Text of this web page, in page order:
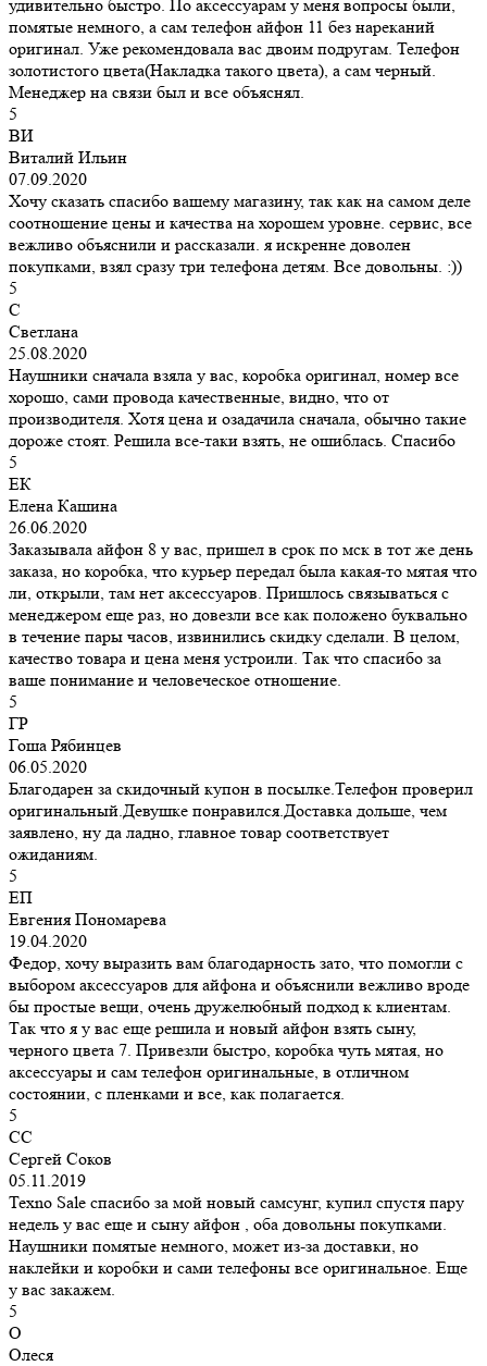
удивительно быстро. По аксессуарам у меня вопросы были,
помятые немного, а сам телефон айфон 11 без нареканий
оригинал. Уже рекомендовала вас двоим подругам. Телефон
золотистого цвета(Накладка такого цвета), а сам черный.
Менеджер на связи был и все объяснял.
5
ВИ
Виталий Ильин
07.09.2020
Хочу сказать спасибо вашему магазину, так как на самом деле
соотношение цены и качества на хорошем уровне. сервис, все
вежливо объяснили и рассказали. я искренне доволен
покупками, взял сразу три телефона детям. Все довольны. :))
5
С
Светлана
25.08.2020
Наушники сначала взяла у вас, коробка оригинал, номер все
хорошо, сами провода качественные, видно, что от
производителя. Хотя цена и озадачила сначала, обычно такие
дороже стоят. Решила все-таки взять, не ошиблась. Спасибо
5
ЕК
Елена Кашина
26.06.2020
Заказывала айфон 8 у вас, пришел в срок по мск в тот же день
заказа, но коробка, что курьер передал была какая-то мятая что
ли, открыли, там нет аксессуаров. Пришлось связываться с
менеджером еще раз, но довезли все как положено буквально
в течение пары часов, извинились скидку сделали. В целом,
качество товара и цена меня устроили. Так что спасибо за
ваше понимание и человеческое отношение.
5
ГР
Гоша Рябинцев
06.05.2020
Благодарен за скидочный купон в посылке.Телефон проверил
оригинальный.Девушке понравился.Доставка дольше, чем
заявлено, ну да ладно, главное товар соответствует
ожиданиям.
5
ЕП
Евгения Пономарева
19.04.2020
Федор, хочу выразить вам благодарность зато, что помогли с
выбором аксессуаров для айфона и объяснили вежливо вроде
бы простые вещи, очень дружелюбный подход к клиентам.
Так что я у вас еще решила и новый айфон взять сыну,
черного цвета 7. Привезли быстро, коробка чуть мятая, но
аксессуары и сам телефон оригинальные, в отличном
состоянии, с пленками и все, как полагается.
5
СС
Сергей Соков
05.11.2019
Texno Sale спасибо за мой новый самсунг, купил спустя пару
недель у вас еще и сыну айфон , оба довольны покупками.
Наушники помятые немного, может из-за доставки, но
наклейки и коробки и сами телефоны все оригинальное. Еще
у вас закажем.
5
О
Олеся